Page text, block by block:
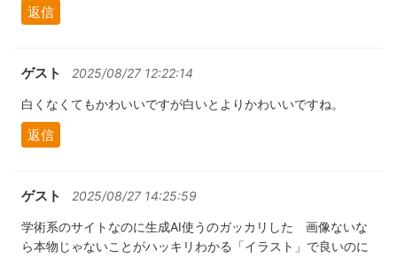
返信
ゲスト 2025/08/27 12:22:14
白くなくてもかわいいですが白いとよりかわいいですね。
返信
ゲスト 2025/08/27 14:25:59
学術系のサイトなのに生成AI使うのガッカリした 画像ないな
ら本物じゃないことがハッキリわかる「イラスト」で良いのに